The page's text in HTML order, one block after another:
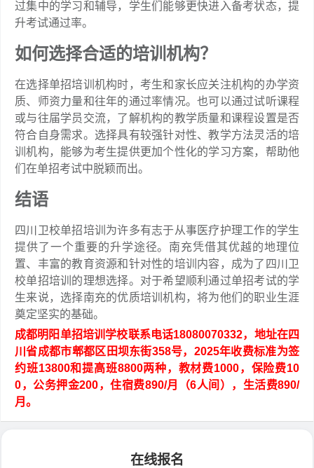
过集中的学习和辅导，学生们能够更快进入备考状态，提
升考试通过率。
如何选择合适的培训机构？
在选择单招培训机构时，考生和家长应关注机构的办学资
质、师资力量和往年的通过率情况。也可以通过试听课程
或与往届学员交流，了解机构的教学质量和课程设置是否
符合自身需求。选择具有较强针对性、教学方法灵活的培
训机构，能够为考生提供更加个性化的学习方案，帮助他
们在单招考试中脱颖而出。
结语
四川卫校单招培训为许多有志于从事医疗护理工作的学生
提供了一个重要的升学途径。南充凭借其优越的地理位
置、丰富的教育资源和针对性的培训内容，成为了四川卫
校单招培训的理想选择。对于希望顺利通过单招考试的学
生来说，选择南充的优质培训机构，将为他们的职业生涯
奠定坚实的基础。
成都明阳单招培训学校联系电话18080070332，地址在四
川省成都市郫都区田坝东街358号，2025年收费标准为签
约班13800和提高班8800两种，教材费1000，保险费10
0，公务押金200，住宿费890/月（6人间），生活费890/
月。
在线报名